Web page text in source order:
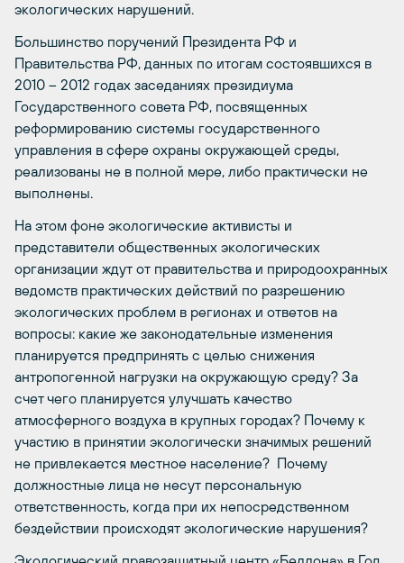
экологических нарушений.
Большинство поручений Президента РФ и
Правительства РФ, данных по итогам состоявшихся в
2010 – 2012 годах заседаниях президиума
Государственного совета РФ, посвященных
реформированию системы государственного
управления в сфере охраны окружающей среды,
реализованы не в полной мере, либо практически не
выполнены.
На этом фоне экологические активисты и
представители общественных экологических
организации ждут от правительства и природоохранных
ведомств практических действий по разрешению
экологических проблем в регионах и ответов на
вопросы: какие же законодательные изменения
планируется предпринять с целью снижения
антропогенной нагрузки на окружающую среду? За
счет чего планируется улучшать качество
атмосферного воздуха в крупных городах? Почему к
участию в принятии экологически значимых решений
не привлекается местное население? Почему
должностные лица не несут персональную
ответственность, когда при их непосредственном
бездействии происходят экологические нарушения?